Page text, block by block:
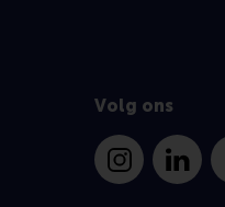
Volg ons
Instagram